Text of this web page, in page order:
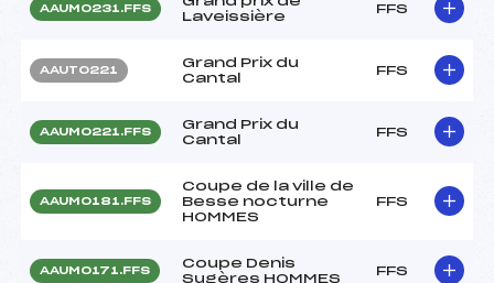
AAUM0231.FFS
Laveissière
FFS
AAUT0221
Grand Prix du
Cantal
FFS
AAUM0221.FFS
Grand Prix du
Cantal
FFS
AAUM0181.FFS
Coupe de la ville de
Besse nocturne
HOMMES
FFS
AAUM0171.FFS
Coupe Denis
Sugères HOMMES
FFS